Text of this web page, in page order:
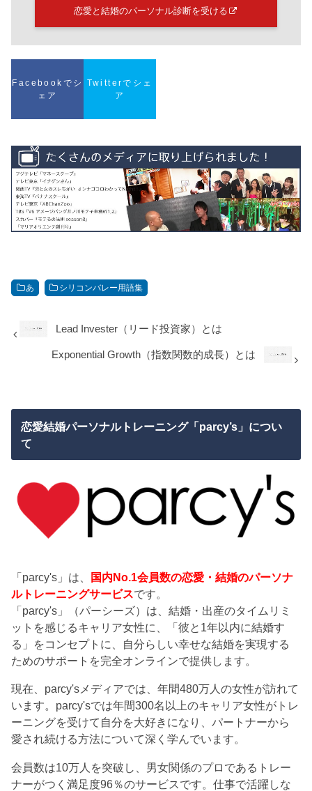
恋愛と結婚のパーソナル診断を受ける
Facebookでシ
ェア
Twitterでシェ
ア
あ シリコンバレー用語集
Lead Invester（リード投資家）とは
Exponential Growth（指数関数的成長）とは
恋愛結婚パーソナルトレーニング「parcy’s」につい
て
「parcy's」は、
国内No.1会員数の恋愛・結婚のパーソナ
ルトレーニングサービスです。
「parcy's」（パーシーズ）は、結婚・出産のタイムリミ
ットを感じるキャリア女性に、「彼と1年以内に結婚す
る」をコンセプトに、自分らしい幸せな結婚を実現する
ためのサポートを完全オンラインで提供します。
現在、parcy'sメディアでは、年間480万人の女性が訪れて
います。parcy'sでは年間300名以上のキャリア女性がトレ
ーニングを受けて自分を大好きになり、パートナーから
愛され続ける方法について深く学んでいます。
会員数は10万人を突破し、男女関係のプロであるトレー
ナーがつく満足度96％のサービスです。仕事で活躍しな